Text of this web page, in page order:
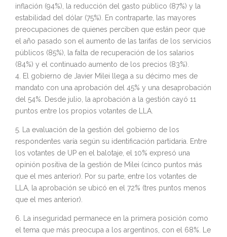
inflación (94%), la reducción del gasto público (87%) y la
estabilidad del dólar (75%). En contraparte, las mayores
preocupaciones de quienes perciben que están peor que
el año pasado son el aumento de las tarifas de los servicios
públicos (85%), la falta de recuperación de los salarios
(84%) y el continuado aumento de los precios (83%).
4. El gobierno de Javier Milei llega a su décimo mes de
mandato con una aprobación del 45% y una desaprobación
del 54%. Desde julio, la aprobación a la gestión cayó 11
puntos entre los propios votantes de LLA.
5. La evaluación de la gestión del gobierno de los
respondentes varía según su identificación partidaria. Entre
los votantes de UP en el balotaje, el 10% expresó una
opinión positiva de la gestión de Milei (cinco puntos más
que el mes anterior). Por su parte, entre los votantes de
LLA, la aprobación se ubicó en el 72% (tres puntos menos
que el mes anterior).
6. La inseguridad permanece en la primera posición como
el tema que más preocupa a los argentinos, con el 68%. Le